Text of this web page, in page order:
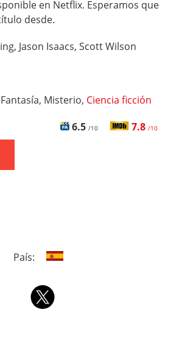
en Netflix. Esperamos que
desde.
Jason Isaacs, Scott Wilson
Misterio, Ciencia ficción
6.5 /10 7.8 /10
País: